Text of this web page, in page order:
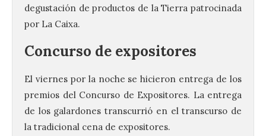
degustación de productos de la Tierra patrocinada
por La Caixa.
Concurso de expositores
El viernes por la noche se hicieron entrega de los
premios del Concurso de Expositores. La entrega
de los galardones transcurrió en el transcurso de
la tradicional cena de expositores.